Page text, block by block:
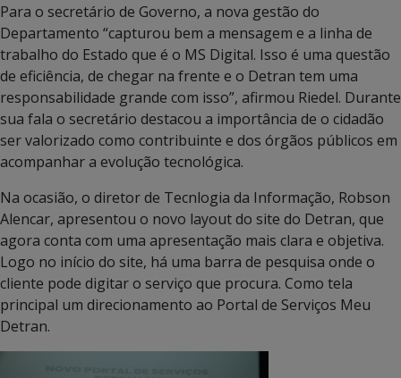
Para o secretário de Governo, a nova gestão do
Departamento “capturou bem a mensagem e a linha de
trabalho do Estado que é o MS Digital. Isso é uma questão
de eficiência, de chegar na frente e o Detran tem uma
responsabilidade grande com isso”, afirmou Riedel. Durante
sua fala o secretário destacou a importância de o cidadão
ser valorizado como contribuinte e dos órgãos públicos em
acompanhar a evolução tecnológica.
Na ocasião, o diretor de Tecnlogia da Informação, Robson
Alencar, apresentou o novo layout do site do Detran, que
agora conta com uma apresentação mais clara e objetiva.
Logo no início do site, há uma barra de pesquisa onde o
cliente pode digitar o serviço que procura. Como tela
principal um direcionamento ao Portal de Serviços Meu
Detran.